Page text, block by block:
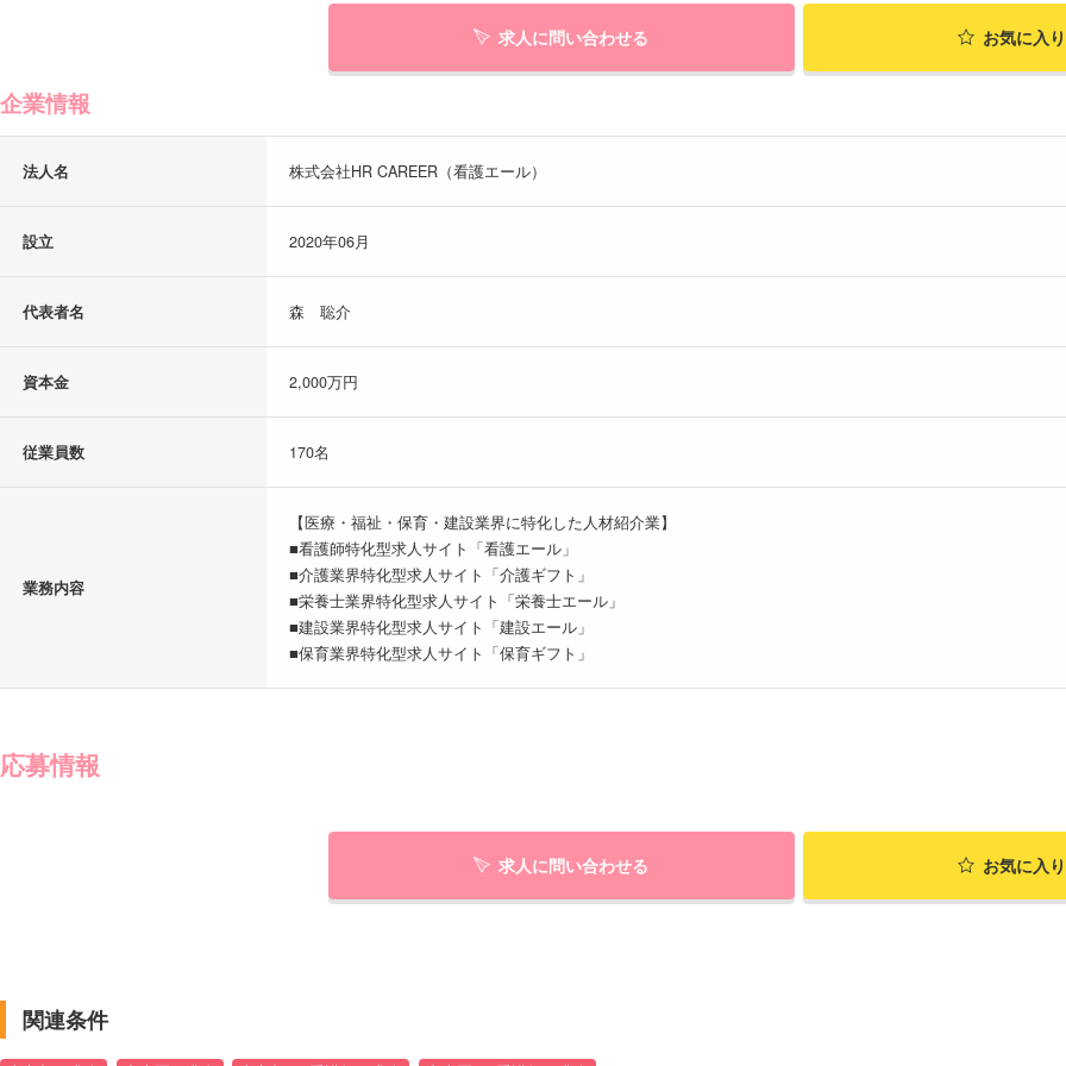
求人に問い合わせる お気に入
企業情報
法人名 株式会社HR CAREER（看護エール）
設立 2020年06月
代表者名 森 聡介
資本金 2,000万円
従業員数 170名
業務内容
【医療・福祉・保育・建設業界に特化した人材紹介業】
■看護師特化型求人サイト「看護エール」
■介護業界特化型求人サイト「介護ギフト」
■栄養士業界特化型求人サイト「栄養士エール」
■建設業界特化型求人サイト「建設エール」
■保育業界特化型求人サイト「保育ギフト」
応募情報
求人に問い合わせる お気に入
関連条件